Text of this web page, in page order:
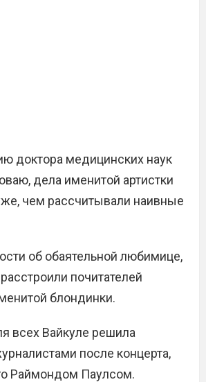
доктора медицинских наук
дела именитой артистки
чем рассчитывали наивные
об обаятельной любимице,
почитателей
блондинки.
всех Вайкуле решила
после концерта,
Раймондом Паулсом.